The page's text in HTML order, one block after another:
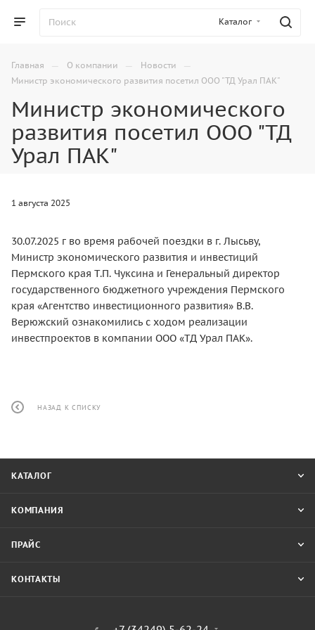
Каталог
Главная — О компании — Новости —
Министр экономического развития посетил ООО "ТД Урал ПАК"
Министр экономического
развития посетил ООО "ТД
Урал ПАК"
1 августа 2025
30.07.2025 г во время рабочей поездки в г. Лысьву,
Министр экономического развития и инвестиций
Пермского края Т.П. Чуксина и Генеральный директор
государственного бюджетного учреждения Пермского
края «Агентство инвестиционного развития» В.В.
Верюжский ознакомились с ходом реализации
инвестпроектов в компании ООО «ТД Урал ПАК».
НАЗАД К СПИСКУ
КАТАЛОГ
КОМПАНИЯ
ПРАЙС
КОНТАКТЫ